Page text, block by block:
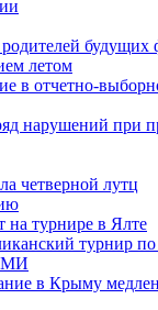
будущих
летом
в отчетно-
нарушений при
четверной лутц
на турнире в Ялте
турнир
в Крыму